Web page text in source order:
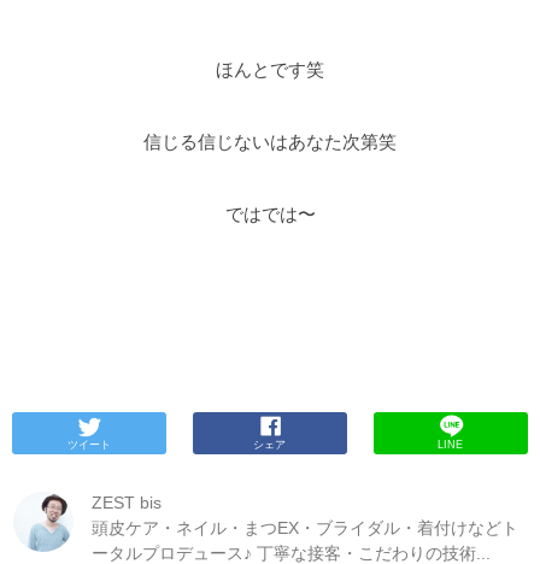
ほんとです笑
信じる信じないはあなた次第笑
ではでは〜
ツイート シェア LINE
ZEST bis
頭皮ケア・ネイル・まつEX・ブライダル・着付けなどト
ータルプロデュース♪ 丁寧な接客・こだわりの技術...